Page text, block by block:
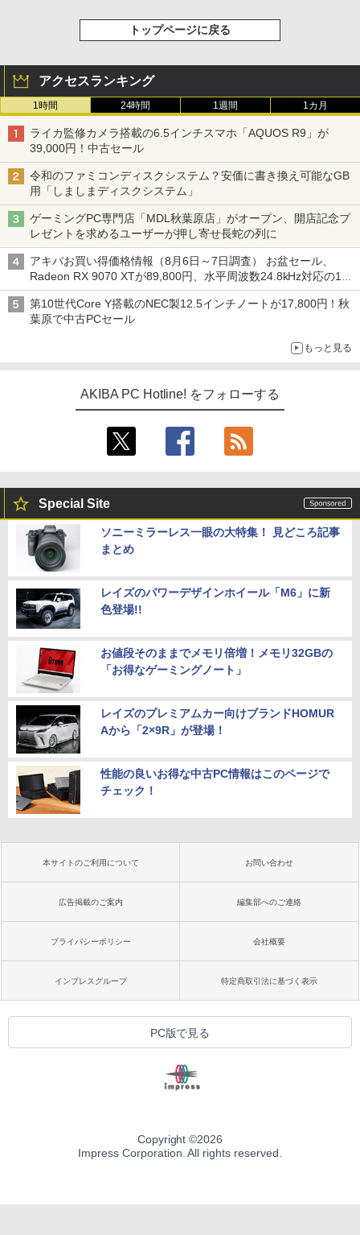
トップページに戻る
アクセスランキング
1時間 24時間 1週間 1カ月
ライカ監修カメラ搭載の6.5インチスマホ「AQUOS R9」が
39,000円！中古セール
令和のファミコンディスクシステム？安価に書き換え可能なGB
用「しましまディスクシステム」
ゲーミングPC専門店「MDL秋葉原店」がオープン、開店記念プ
レゼントを求めるユーザーが押し寄せ長蛇の列に
アキバお買い得価格情報（8月6日～7日調査） お盆セール、
Radeon RX 9070 XTが89,800円、水平周波数24.8kHz対応の17
型モニターが9,801円、暑さ指数連動セール ほか
第10世代Core Y搭載のNEC製12.5インチノートが17,800円！秋
葉原で中古PCセール
もっと見る
AKIBA PC Hotline! をフォローする
Special Site
ソニーミラーレス一眼の大特集！ 見どころ記事
まとめ
レイズのパワーデザインホイール「M6」に新
色登場!!
お値段そのままでメモリ倍増！メモリ32GBの
「お得なゲーミングノート」
レイズのプレミアムカー向けブランドHOMUR
Aから「2×9R」が登場！
性能の良いお得な中古PC情報はこのページで
チェック！
本サイトのご利用について お問い合わせ
広告掲載のご案内 編集部へのご連絡
プライバシーポリシー 会社概要
インプレスグループ 特定商取引法に基づく表示
PC版で見る
Copyright ©2026
Impress Corporation. All rights reserved.